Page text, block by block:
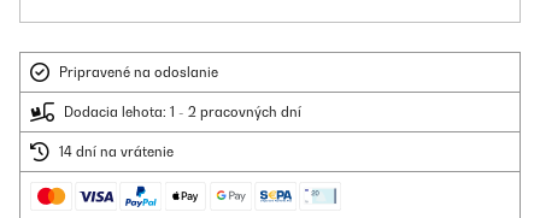
Pripravené na odoslanie
Dodacia lehota: 1 - 2 pracovných dní
14 dní na vrátenie